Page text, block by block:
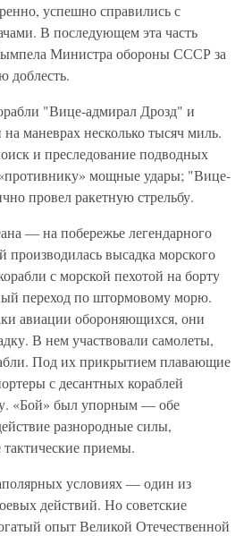
успешно справились с
В последующем эта часть
Министра обороны СССР за
доблесть.
"Вице-адмирал Дрозд" и
маневрах несколько тысяч миль.
и преследование подводных
мощные удары; "Вице-
провел ракетную стрельбу.
— на побережье легендарного
производилась высадка морского
с морской пехотой на борту
переход по штормовому морю.
авиации обороняющихся, они
В нем участвовали самолеты,
Под их прикрытием плавающие
с десантных кораблей
«Бой» был упорным — обе
разнородные силы,
приемы.
условиях — один из
действий. Но советские
опыт Великой Отечественной